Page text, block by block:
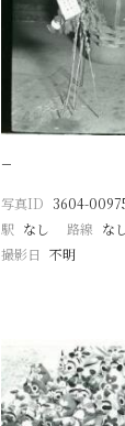
−
写真ID 3604-
駅 なし 路線 な
撮影日 不明